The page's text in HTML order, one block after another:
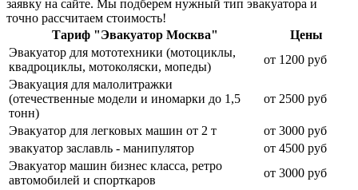
заявку на сайте. Мы подберем нужный тип эвакуатора и
точно рассчитаем стоимость!
Тариф "Эвакуатор Москва"
Цены
Эвакуатор для мототехники (мотоциклы,
квадроциклы, мотоколяски, мопеды)
от 1200 руб
Эвакуация для малолитражки
(отечественные модели и иномарки до 1,5
тонн)
от 2500 руб
Эвакуатор для легковых машин от 2 т
от 3000 руб
эвакуатор заславль - манипулятор
от 4500 руб
Эвакуатор машин бизнес класса, ретро
автомобилей и спорткаров
от 3000 руб